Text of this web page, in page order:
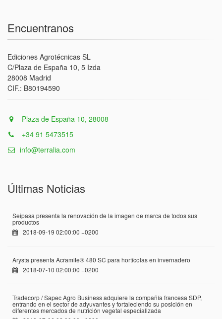
Encuentranos
Ediciones Agrotécnicas SL
C/Plaza de España 10, 5 Izda
28008 Madrid
CIF.: B80194590
Plaza de España 10, 28008
+34 91 5473515
info@terralia.com
Últimas Noticias
Seipasa presenta la renovación de la imagen de marca de todos sus
productos
2018-09-19 02:00:00 +0200
Arysta presenta Acramite® 480 SC para hortícolas en invernadero
2018-07-10 02:00:00 +0200
Tradecorp / Sapec Agro Business adquiere la compañía francesa SDP,
entrando en el sector de adyuvantes y fortaleciendo su posición en
diferentes mercados de nutrición vegetal especializada